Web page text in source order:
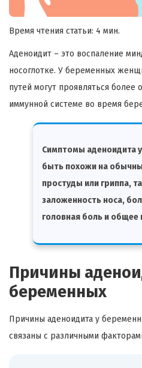
Время чтения статьи: 4 мин.
Аденоидит – это воспаление
носоглотке. У беременных
путей могут проявляться более
иммунной системе во время
Симптомы аденоидита
быть похожи на
простуды или гриппа,
заложенность носа,
головная боль и общее
Причины
беременных
Причины аденоидита у
связаны с различными